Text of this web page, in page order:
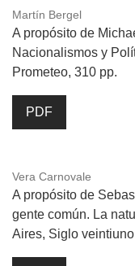
Martín Bergel
A propósito de
Nacionalismos y
Prometeo, 310 pp.
PDF
Vera Carnovale
A propósito de
gente común. La
Aires, Siglo